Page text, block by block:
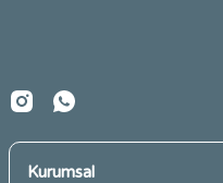
Kurumsal